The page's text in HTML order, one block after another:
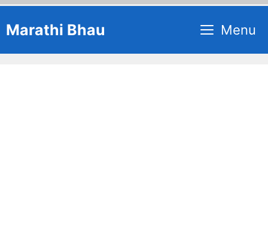
toMarathi Bhau Menu